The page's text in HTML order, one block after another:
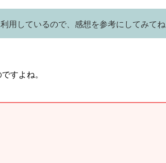
用しているので、感想を参考にしてみてね
すよね。